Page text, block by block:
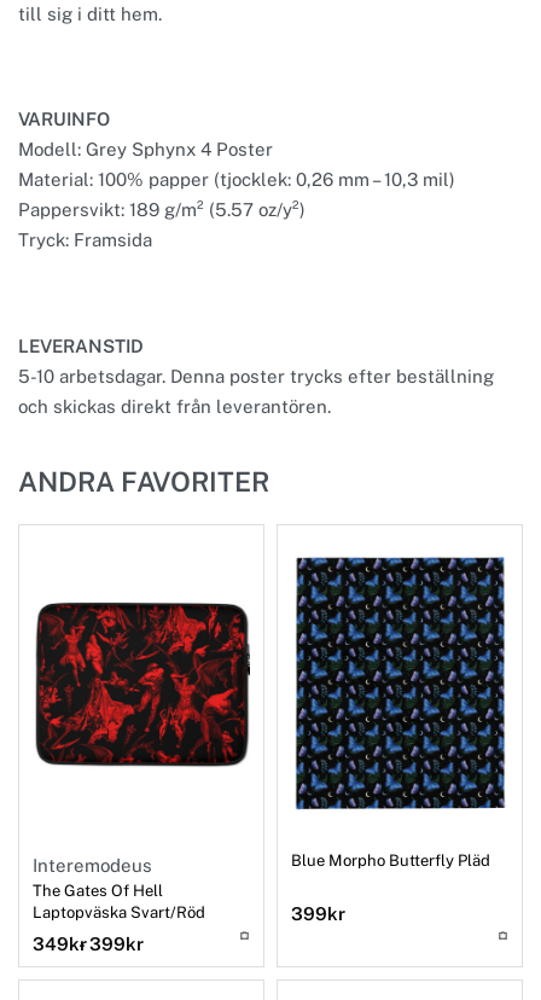
till sig i ditt hem.
VARUINFO
Modell: Grey Sphynx 4 Poster
Material: 100% papper (tjocklek: 0,26 mm – 10,3 mil)
Pappersvikt: 189 g/m² (5.57 oz/y²)
Tryck: Framsida
LEVERANSTID
5-10 arbetsdagar. Denna poster trycks efter beställning
och skickas direkt från leverantören.
ANDRA FAVORITER
Interemodeus
The Gates Of Hell
Laptopväska Svart/Röd
349kr399kr
Blue Morpho Butterfly Pläd
399kr